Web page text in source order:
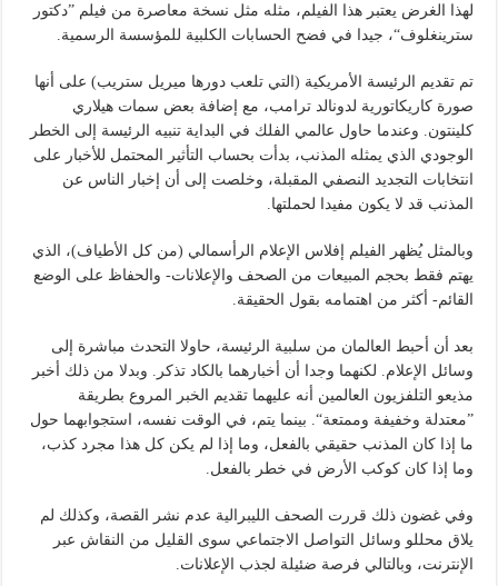
لهذا الغرض يعتبر هذا الفيلم، مثله مثل نسخة معاصرة من فيلم ”دكتور
سترينغلوف“، جيدا في فضح الحسابات الكلبية للمؤسسة الرسمية.
تم تقديم الرئيسة الأمريكية (التي تلعب دورها ميريل ستريب) على أنها
صورة كاريكاتورية لدونالد ترامب، مع إضافة بعض سمات هيلاري
كلينتون. وعندما حاول عالمي الفلك في البداية تنبيه الرئيسة إلى الخطر
الوجودي الذي يمثله المذنب، بدأت بحساب التأثير المحتمل للأخبار على
انتخابات التجديد النصفي المقبلة، وخلصت إلى أن إخبار الناس عن
المذنب قد لا يكون مفيدا لحملتها.
وبالمثل يُظهر الفيلم إفلاس الإعلام الرأسمالي (من كل الأطياف)، الذي
يهتم فقط بحجم المبيعات من الصحف والإعلانات- والحفاظ على الوضع
القائم- أكثر من اهتمامه بقول الحقيقة.
بعد أن أحبط العالمان من سلبية الرئيسة، حاولا التحدث مباشرة إلى
وسائل الإعلام. لكنهما وجدا أن أخبارهما بالكاد تذكر. وبدلا من ذلك أخبر
مذيعو التلفزيون العالمين أنه عليهما تقديم الخبر المروع بطريقة
”معتدلة وخفيفة وممتعة“. بينما يتم، في الوقت نفسه، استجوابهما حول
ما إذا كان المذنب حقيقي بالفعل، وما إذا لم يكن كل هذا مجرد كذب،
وما إذا كان كوكب الأرض في خطر بالفعل.
وفي غضون ذلك قررت الصحف الليبرالية عدم نشر القصة، وكذلك لم
يلاق محللو وسائل التواصل الاجتماعي سوى القليل من النقاش عبر
الإنترنت، وبالتالي فرصة ضئيلة لجذب الإعلانات.